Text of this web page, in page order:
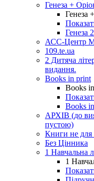
Генеза +
Генеза
Генеза
АСС-Центр
109.te.ua
2 Дитяча
видання.
Books in print
Books
Books
АРХІВ (до
пустою)
Книги не
Без Цінника
1 Навчальна
1